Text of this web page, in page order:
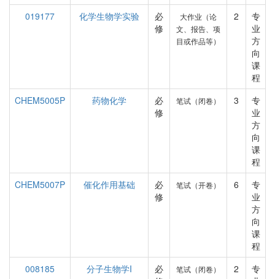
019177
化学生物学实验
必
修
大作业（论
文、报告、项
目或作品等）
2
专
业
方
向
课
程
CHEM5005P
药物化学
必
修
笔试（闭卷） 3
专
业
方
向
课
程
CHEM5007P
催化作用基础
必
修
笔试（开卷） 6
专
业
方
向
课
程
008185
分子生物学I
必
笔试（闭卷） 2
专